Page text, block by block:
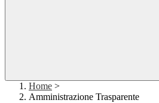
Home >
Amministrazione Trasparente